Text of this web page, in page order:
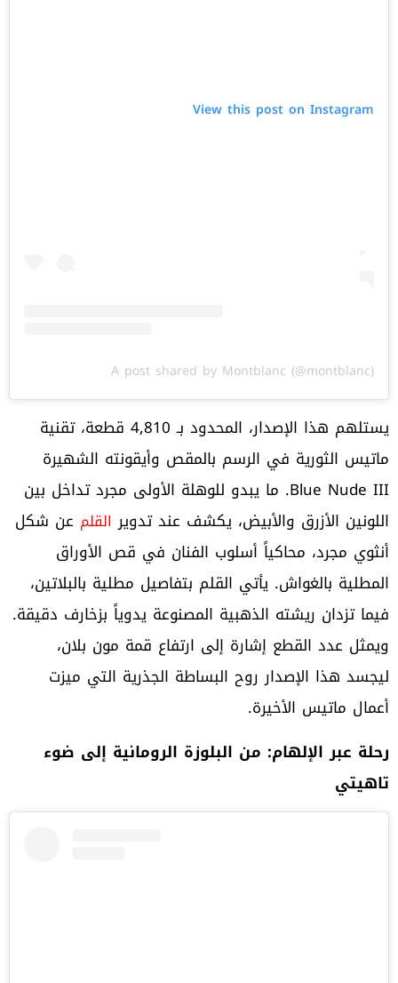
View this post on Instagram
A post shared by Montblanc (@montblanc)
يستلهم هذا الإصدار، المحدود بـ 4,810 قطعة، تقنية
ماتيس الثورية في الرسم بالمقص وأيقونته الشهيرة
Blue Nude III. ما يبدو للوهلة الأولى مجرد تداخل بين
اللونين الأزرق والأبيض، يكشف عند تدوير القلم عن شكل
أنثوي مجرد، محاكياً أسلوب الفنان في قص الأوراق
المطلية بالغواش. يأتي القلم بتفاصيل مطلية بالبلاتين،
فيما تزدان ريشته الذهبية المصنوعة يدوياً بزخارف دقيقة.
ويمثل عدد القطع إشارة إلى ارتفاع قمة مون بلان،
ليجسد هذا الإصدار روح البساطة الجذرية التي ميزت
أعمال ماتيس الأخيرة.
رحلة عبر الإلهام: من البلوزة الرومانية إلى ضوء
تاهيتي